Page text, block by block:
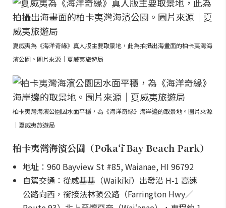
夏威夷為《海洋奇緣》真人版主要取景地，此為拍攝出海畫面的柏卡夷灣海
濱公園。圖片來源｜夏威夷旅遊局
柏卡夷灣海濱公園因水面平穩，為《海洋奇緣》海岸邊的取景地。圖片來源
｜夏威夷旅遊局
柏卡夷灣海濱公園（Pōkaʻī Bay Beach Park）
地址：960 Bayview St #85, Waianae, HI 96792
自駕交通：從威基基（Waikīkī）出發沿 H-1 高速
公路向西，銜接法林頓公路（Farrington Hwy／